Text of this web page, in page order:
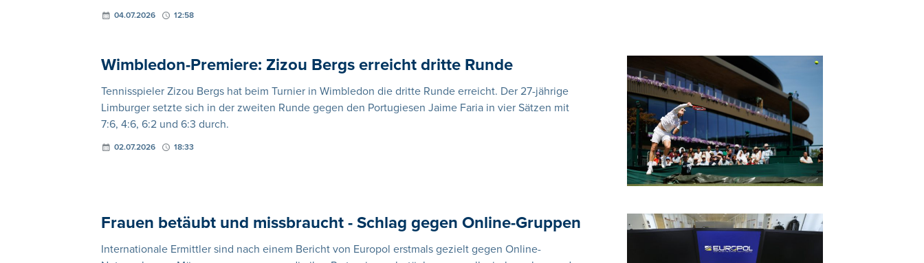
04.07.2026 12:58
Wimbledon-Premiere: Zizou Bergs erreicht dritte Runde
Tennisspieler Zizou Bergs hat beim Turnier in Wimbledon die dritte Runde erreicht. Der 27-jährige
Limburger setzte sich in der zweiten Runde gegen den Portugiesen Jaime Faria in vier Sätzen mit
7:6, 4:6, 6:2 und 6:3 durch.
02.07.2026 18:33
Frauen betäubt und missbraucht - Schlag gegen Online-Gruppen
Internationale Ermittler sind nach einem Bericht von Europol erstmals gezielt gegen Online-